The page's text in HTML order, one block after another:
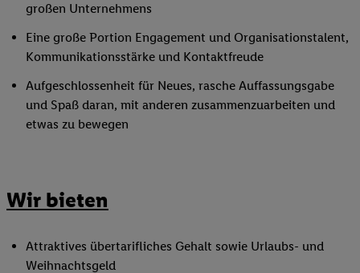
großen Unternehmens
Eine große Portion Engagement und Organisationstalent,
Kommunikationsstärke und Kontaktfreude
Aufgeschlossenheit für Neues, rasche Auffassungsgabe
und Spaß daran, mit anderen zusammenzuarbeiten und
etwas zu bewegen
Wir bieten
Attraktives übertarifliches Gehalt sowie Urlaubs- und
Weihnachtsgeld